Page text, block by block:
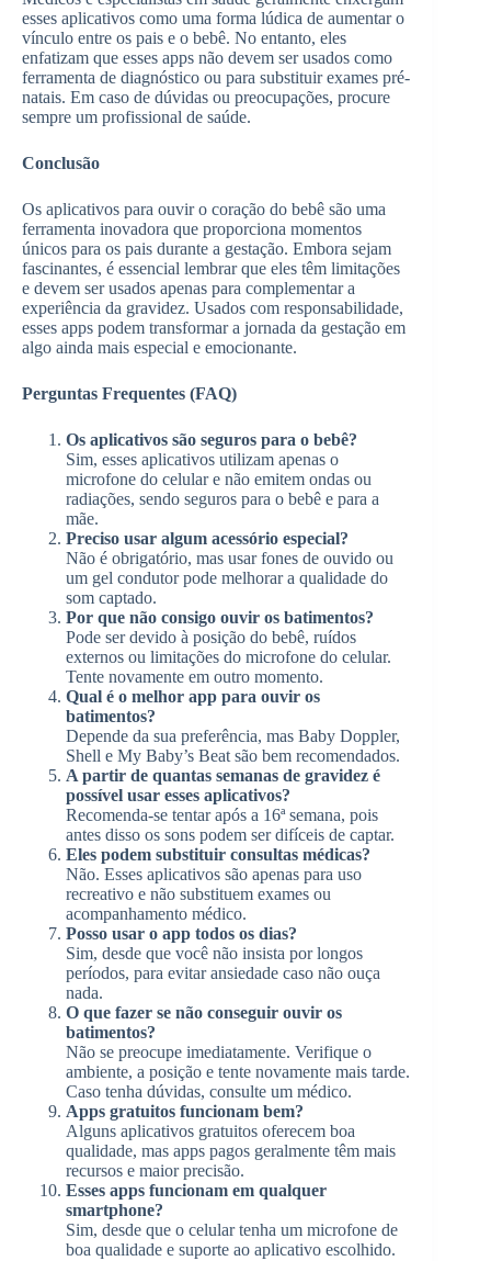
esses aplicativos como uma forma lúdica de aumentar o
vínculo entre os pais e o bebê. No entanto, eles
enfatizam que esses apps não devem ser usados como
ferramenta de diagnóstico ou para substituir exames pré-
natais. Em caso de dúvidas ou preocupações, procure
sempre um profissional de saúde.
Conclusão
Os aplicativos para ouvir o coração do bebê são uma
ferramenta inovadora que proporciona momentos
únicos para os pais durante a gestação. Embora sejam
fascinantes, é essencial lembrar que eles têm limitações
e devem ser usados apenas para complementar a
experiência da gravidez. Usados com responsabilidade,
esses apps podem transformar a jornada da gestação em
algo ainda mais especial e emocionante.
Perguntas Frequentes (FAQ)
Os aplicativos são seguros para o bebê?
Sim, esses aplicativos utilizam apenas o
microfone do celular e não emitem ondas ou
radiações, sendo seguros para o bebê e para a
mãe.
Preciso usar algum acessório especial?
Não é obrigatório, mas usar fones de ouvido ou
um gel condutor pode melhorar a qualidade do
som captado.
Por que não consigo ouvir os batimentos?
Pode ser devido à posição do bebê, ruídos
externos ou limitações do microfone do celular.
Tente novamente em outro momento.
Qual é o melhor app para ouvir os
batimentos?
Depende da sua preferência, mas Baby Doppler,
Shell e My Baby’s Beat são bem recomendados.
A partir de quantas semanas de gravidez é
possível usar esses aplicativos?
Recomenda-se tentar após a 16ª semana, pois
antes disso os sons podem ser difíceis de captar.
Eles podem substituir consultas médicas?
Não. Esses aplicativos são apenas para uso
recreativo e não substituem exames ou
acompanhamento médico.
Posso usar o app todos os dias?
Sim, desde que você não insista por longos
períodos, para evitar ansiedade caso não ouça
nada.
O que fazer se não conseguir ouvir os
batimentos?
Não se preocupe imediatamente. Verifique o
ambiente, a posição e tente novamente mais tarde.
Caso tenha dúvidas, consulte um médico.
Apps gratuitos funcionam bem?
Alguns aplicativos gratuitos oferecem boa
qualidade, mas apps pagos geralmente têm mais
recursos e maior precisão.
Esses apps funcionam em qualquer
smartphone?
Sim, desde que o celular tenha um microfone de
boa qualidade e suporte ao aplicativo escolhido.